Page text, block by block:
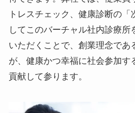
トレスチェック、健康診断の「
してこのバーチャル社内診療所
いただくことで、創業理念であ
が、健康かつ幸福に社会参加す
貢献して参ります。